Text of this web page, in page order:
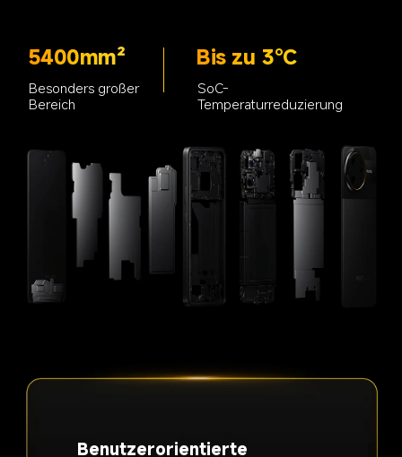
5400mm²
Besonders großer
Bereich
Bis zu 3°C
SoC-
Temperaturreduzierung
Benutzerorientierte